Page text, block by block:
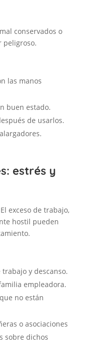
conservados o
peligroso.
las manos
buen estado.
de usarlos.
estrés y
exceso de trabajo,
hostil pueden
y descanso.
empleadora.
no están
o asociaciones
sobre dichos